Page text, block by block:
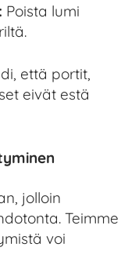
Poista lumi
että portit,
eivät estä
jolloin
Teimme
voi